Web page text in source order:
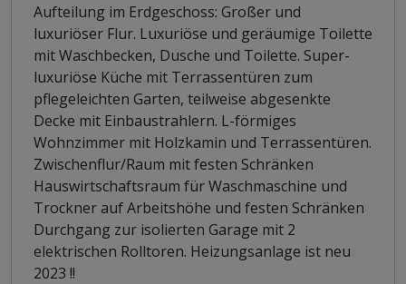
Aufteilung im Erdgeschoss: Großer und
luxuriöser Flur. Luxuriöse und geräumige Toilette
mit Waschbecken, Dusche und Toilette. Super-
luxuriöse Küche mit Terrassentüren zum
pflegeleichten Garten, teilweise abgesenkte
Decke mit Einbaustrahlern. L-förmiges
Wohnzimmer mit Holzkamin und Terrassentüren.
Zwischenflur/Raum mit festen Schränken
Hauswirtschaftsraum für Waschmaschine und
Trockner auf Arbeitshöhe und festen Schränken
Durchgang zur isolierten Garage mit 2
elektrischen Rolltoren. Heizungsanlage ist neu
2023 !!